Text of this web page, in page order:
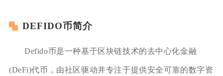
DEFIDO币简介
Defido币是一种基于区块链技术的去中心化金融
(DeFi)代币，由社区驱动并专注于提供安全可靠的数字资